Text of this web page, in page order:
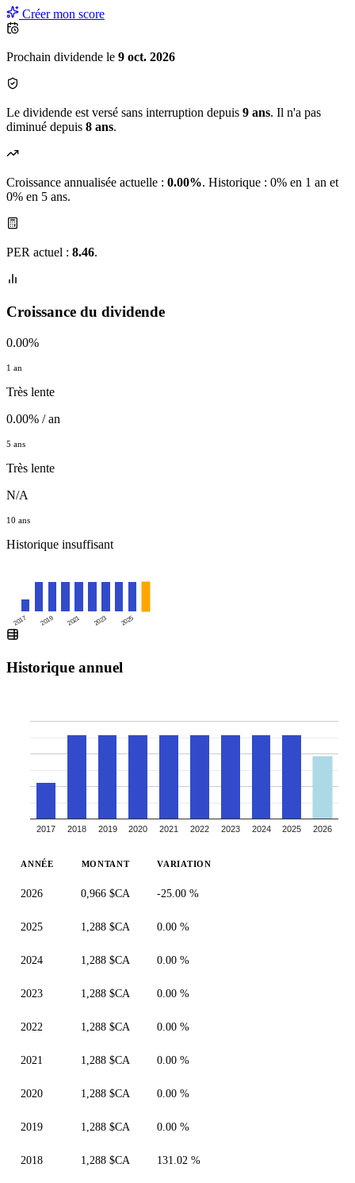
Créer mon score
Prochain dividende le 9 oct. 2026
Le dividende est versé sans interruption depuis 9 ans. Il n'a pas
diminué depuis 8 ans.
Croissance annualisée actuelle : 0.00%. Historique : 0% en 1 an et
0% en 5 ans.
PER actuel : 8.46.
Croissance du dividende
0.00%
1 an
Très lente
0.00% / an
5 ans
Très lente
N/A
10 ans
Historique insuffisant
2017 2019 2021 2023 2025
Historique annuel
2017 2018 2019 2020 2021 2022 2023 2024 2025 2026
ANNÉE MONTANT VARIATION
2026 0,966 $CA -25.00 %
2025 1,288 $CA 0.00 %
2024 1,288 $CA 0.00 %
2023 1,288 $CA 0.00 %
2022 1,288 $CA 0.00 %
2021 1,288 $CA 0.00 %
2020 1,288 $CA 0.00 %
2019 1,288 $CA 0.00 %
2018 1,288 $CA 131.02 %